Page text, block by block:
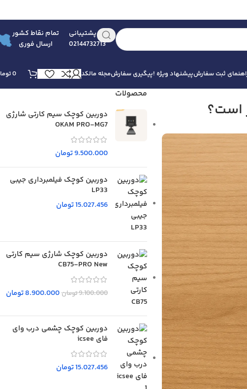
پشتیبانی
02144732713
تمام نقاط کشور
ارسال فوری
ثبت سفارشپیشنهاد ویژه !پیگیری سفارشمجله مالکد 0
است؟
محصولات
دوربین کوچک سیم کارتی شارژی
OKAM PRO-MG7
9.500.000تومان
دوربین کوچک فیلمبرداری جیبی
LP33
15.027.456تومان
دوربین کوچک شارژی سیم کارتی
CB75-PRO New
9.100.000تومان8.900.000تومان
دوربین کوچک چشمی درب وای
فای icsee
15.027.456تومان